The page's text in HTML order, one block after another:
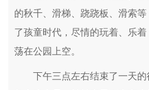
的秋千、滑梯、跷跷板、滑索
了孩童时代，尽情的玩着、乐
荡在公园上空。
下午三点左右结束了一天